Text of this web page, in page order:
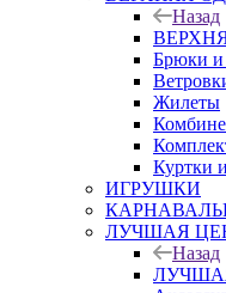
Назад
Брюки и
Жилеты
Куртки
ИГРУШКИ
ЛУЧШАЯ
Назад